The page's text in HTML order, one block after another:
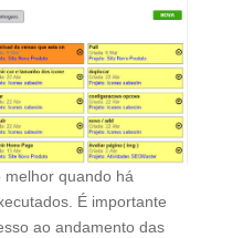
melhor quando há
É importante
ao andamento das